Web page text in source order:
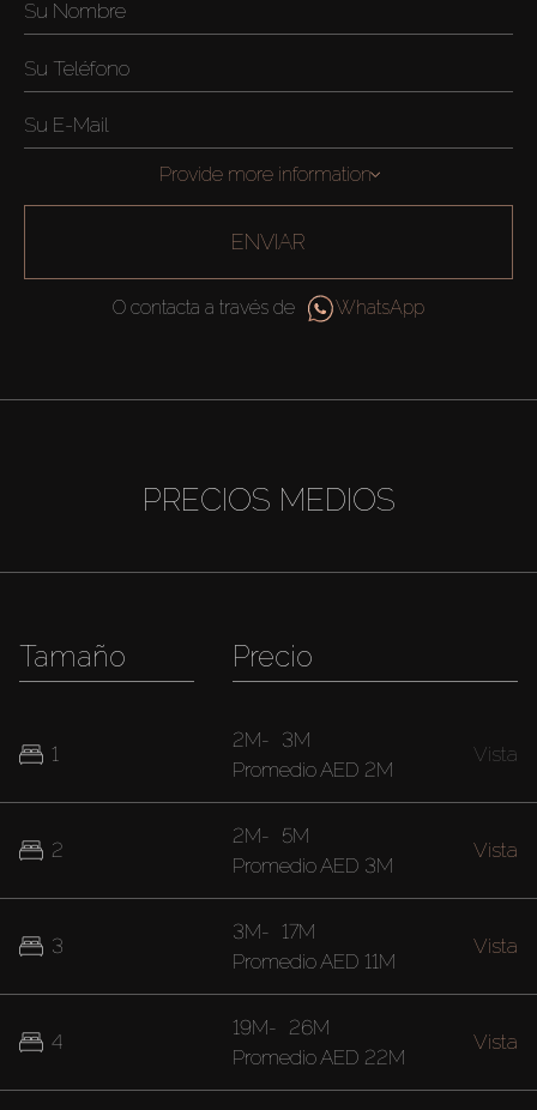
Provide more information
ENVIAR
O contacta a través de WhatsApp
PRECIOS MEDIOS
Tamaño
1
2
3
4
Precio
2M- 3M
Promedio AED 2M
Vista
2M- 5M
Promedio AED 3M
Vista
3M- 17M
Promedio AED 11M
Vista
19M- 26M
Promedio AED 22M
Vista